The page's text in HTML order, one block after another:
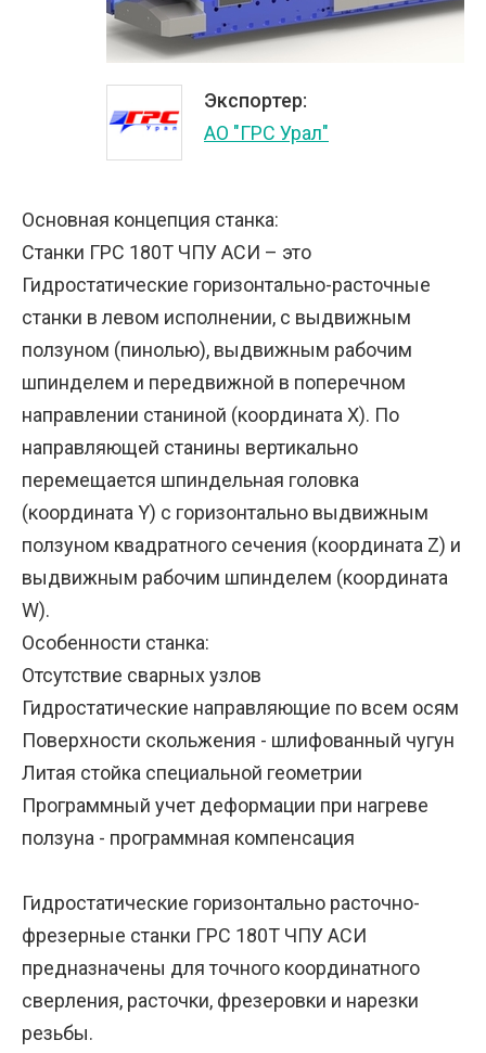
Экспортер:
АО "ГРС Урал"
Основная концепция станка:
Станки ГРС 180Т ЧПУ АСИ – это
Гидростатические горизонтально-расточные
станки в левом исполнении, с выдвижным
ползуном (пинолью), выдвижным рабочим
шпинделем и передвижной в поперечном
направлении станиной (координата Х). По
направляющей станины вертикально
перемещается шпиндельная головка
(координата Y) с горизонтально выдвижным
ползуном квадратного сечения (координата Z) и
выдвижным рабочим шпинделем (координата
W).
Особенности станка:
Отсутствие сварных узлов
Гидростатические направляющие по всем осям
Поверхности скольжения - шлифованный чугун
Литая стойка специальной геометрии
Программный учет деформации при нагреве
ползуна - программная компенсация
Гидростатические горизонтально расточно-
фрезерные станки ГРС 180Т ЧПУ АСИ
предназначены для точного координатного
сверления, расточки, фрезеровки и нарезки
резьбы.